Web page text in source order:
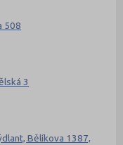
508
3
Bělíkova 1387,